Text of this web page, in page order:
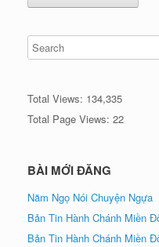
Total Views: 134,335
Total Page Views: 22
BÀI MỚI ĐĂNG
Năm Ngọ Nói Chuyện Ngựa
Bản Tin Hành Chánh Miền
Bản Tin Hành Chánh Miền